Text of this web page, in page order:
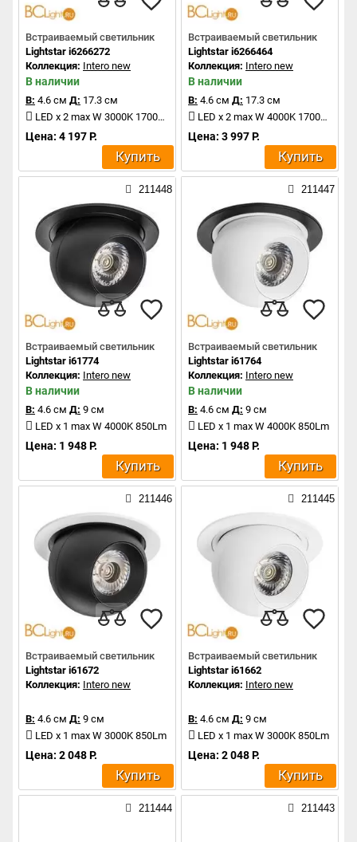
Встраиваемый светильник
Lightstar i6266272
Коллекция: Intero new
В наличии
В: 4.6 см Д: 17.3 см
LED x 2 max W 3000K 1700Lm
Цена: 4 197 Р.
Купить
Встраиваемый светильник
Lightstar i6266464
Коллекция: Intero new
В наличии
В: 4.6 см Д: 17.3 см
LED x 2 max W 4000K 1700Lm
Цена: 3 997 Р.
Купить
211448
Встраиваемый светильник
Lightstar i61774
Коллекция: Intero new
В наличии
В: 4.6 см Д: 9 см
LED x 1 max W 4000K 850Lm
Цена: 1 948 Р.
Купить
211447
Встраиваемый светильник
Lightstar i61764
Коллекция: Intero new
В наличии
В: 4.6 см Д: 9 см
LED x 1 max W 4000K 850Lm
Цена: 1 948 Р.
Купить
211446
Встраиваемый светильник
Lightstar i61672
Коллекция: Intero new
В: 4.6 см Д: 9 см
LED x 1 max W 3000K 850Lm
Цена: 2 048 Р.
Купить
211445
Встраиваемый светильник
Lightstar i61662
Коллекция: Intero new
В: 4.6 см Д: 9 см
LED x 1 max W 3000K 850Lm
Цена: 2 048 Р.
Купить
211444 211443